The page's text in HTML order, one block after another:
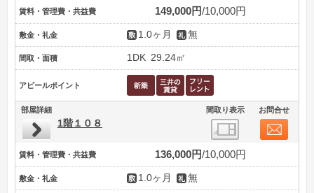
賃料・管理費・共益費 149,000円 10,000円
敷金・礼金 1.0ヶ月 無
間取・面積 1DK 29.24㎡
アピールポイント
部屋詳細 間取り表示 お問合せ
1階１０８
賃料・管理費・共益費 136,000円 10,000円
敷金・礼金 1.0ヶ月 無